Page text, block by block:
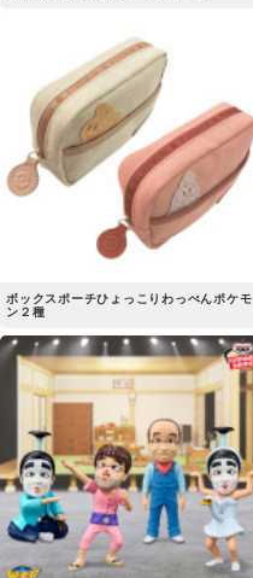
ボックスポーチひょっこりわっぺんポケモ
ン２種